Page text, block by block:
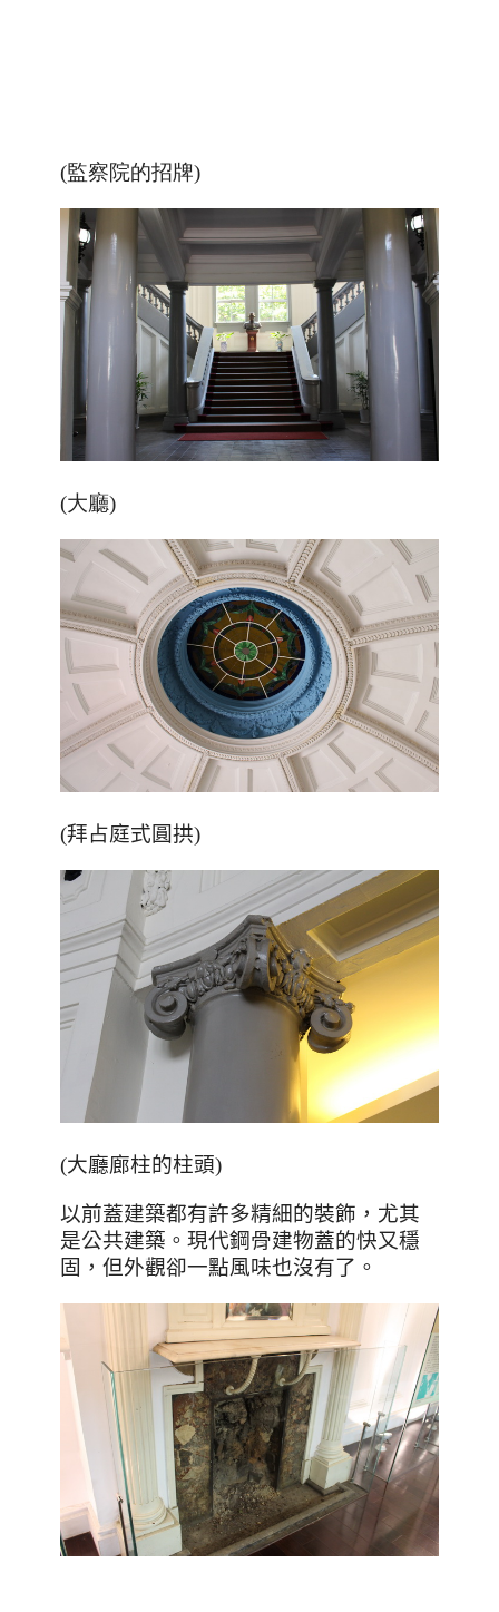
(監察院的招牌)
(大廳)
(拜占庭式圓拱)
(大廳廊柱的柱頭)
以前蓋建築都有許多精細的裝飾，尤其
是公共建築。現代鋼骨建物蓋的快又穩
固，但外觀卻一點風味也沒有了。